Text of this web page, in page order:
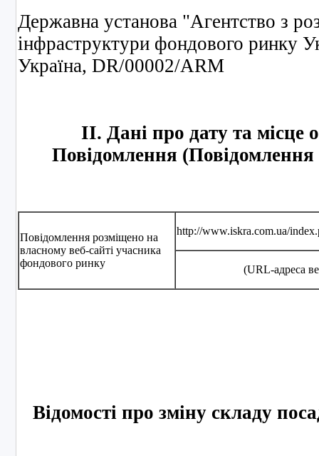
Державна установа "Агентство з
інфраструктури фондового ринку
Україна, DR/00002/ARM
ІІ. Дані про дату та
Повідомлення
Повідомлення розміщено на
власному веб-сайті учасника
фондового ринку
http://www.iskra.com.ua/
(URL-адреса
Відомості про зміну складу